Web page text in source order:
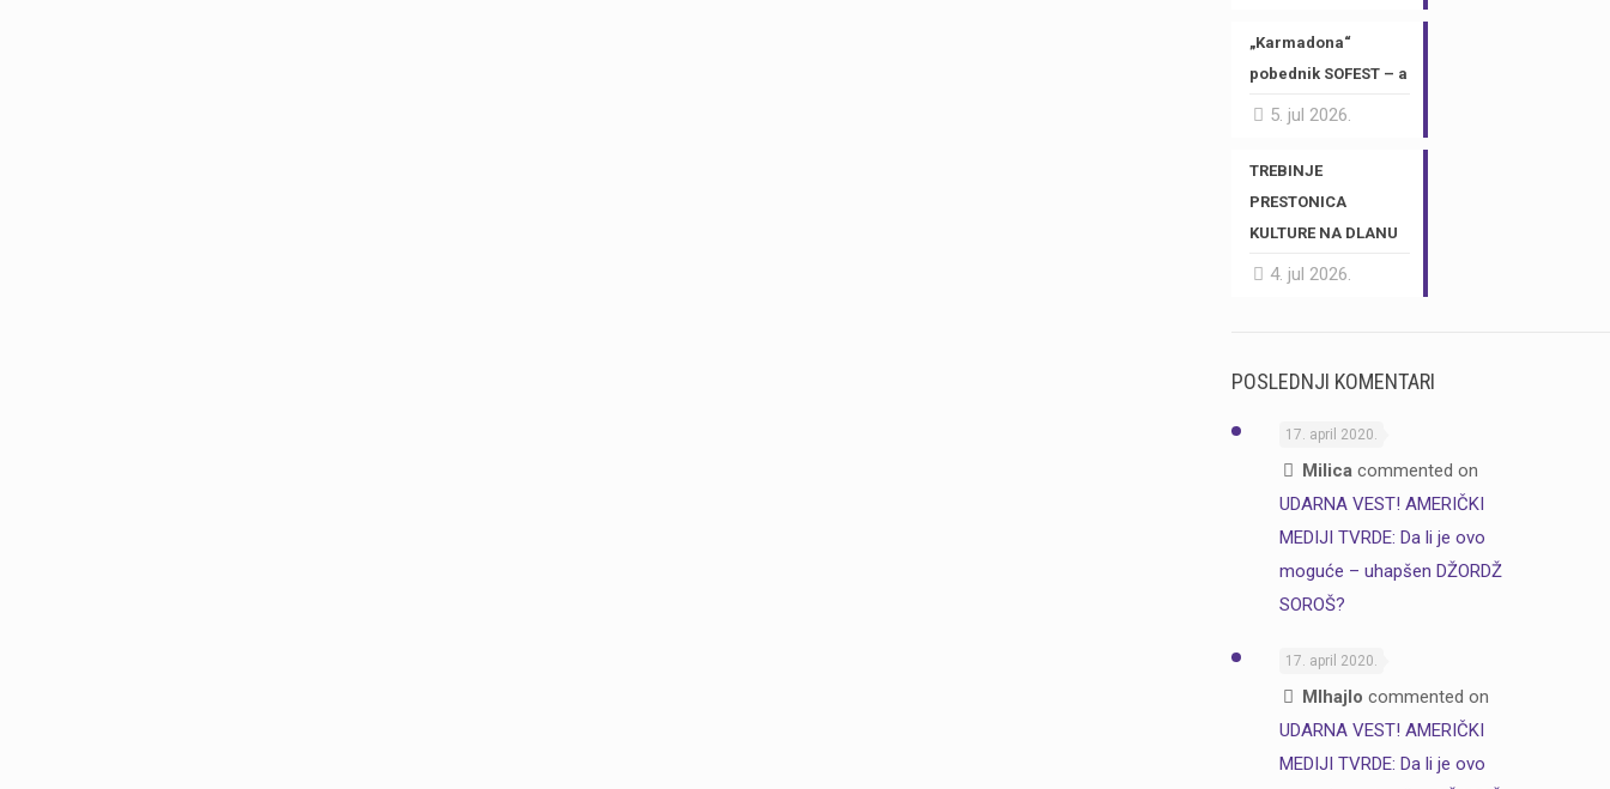
„Karmadona“
pobednik SOFEST – a
5. jul 2026.
TREBINJE
PRESTONICA
KULTURE NA DLANU
4. jul 2026.
POSLEDNJI KOMENTARI
17. april 2020.
Milicacommented on
UDARNA VEST! AMERIČKI
MEDIJI TVRDE: Da li je ovo
moguće – uhapšen DŽORDŽ
SOROŠ?
17. april 2020.
MIhajlo commented on
UDARNA VEST! AMERIČKI
MEDIJI TVRDE: Da li je ovo